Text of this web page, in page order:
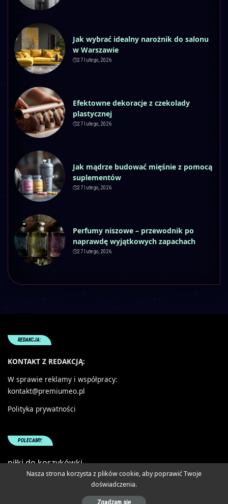
Jak wybrać idealny narożnik do salonu
w Warszawie
27 lutego, 2026
Efektowne dekoracje z czekolady
plastycznej
27 lutego, 2026
Jak mądrze budować mięśnie z pomocą
suplementów
27 lutego, 2026
Perfumy niszowe – przewodnik po
naprawdę wyjątkowych zapachach
27 lutego, 2026
REDAKCJA:
KONTAKT Z REDAKCJĄ:
W sprawie reklamy i współpracy:
kontakt@premiumeo.pl
Polityka prywatności
POLECAMY:
piłki do koszykówki
Ostol.pl-MAPA STRONY
Nasza strona korzysta z plików cookie, aby poprawić Twoje
doświadczenia.
Zgadzam się